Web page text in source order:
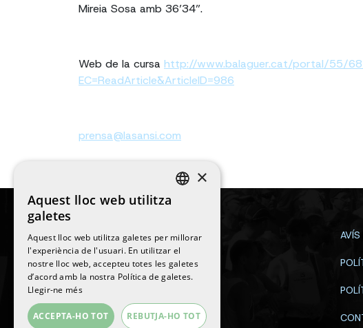
Mireia Sosa amb 36’34”.
Web de la cursa http://www.balaguer.cat/portal/55/
EC=ReadArticle&ArticleID=986
prensa@lasansi.com
©2026 La Sansi
Tots els drets reservats
AVÍS
CATALAN
×
Aquest lloc web utilitza
galetes
Aquest lloc web utilitza galetes per millorar
l'experiència de l'usuari. En utilitzar el
nostre lloc web, accepteu totes les galetes
d’acord amb la nostra Política de galetes.
Llegir-ne més
ACCEPTA-HO TOT REBUTJA-HO TOT